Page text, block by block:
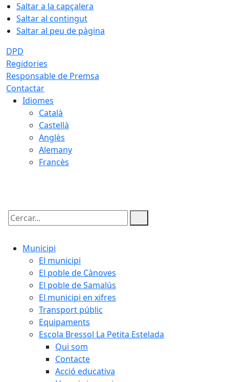
Saltar a la capçalera
Saltar al contingut
Saltar al peu de pàgina
DPD
Regidories
Responsable de Premsa
Contactar
Idiomes
Català
Castellà
Anglès
Alemany
Francès
Cercar:
Municipi
El municipi
El poble de Cànoves
El poble de Samalús
El municipi en xifres
Transport públic
Equipaments
Escola Bressol La Petita Estelada
Qui som
Contacte
Acció educativa